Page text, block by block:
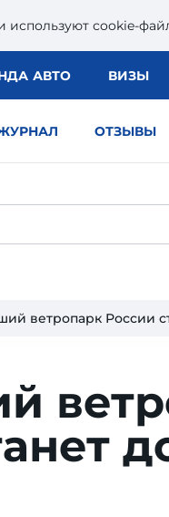
используют сookie-
АВТО ВИЗЫ
ОТЗЫВЫ
ветропарк России